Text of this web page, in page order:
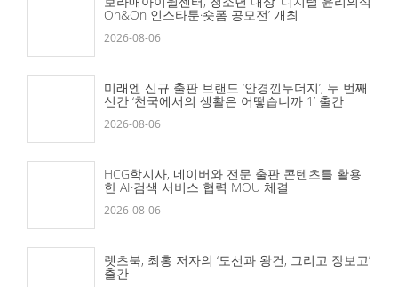
On&On 인스타툰·숏폼 공모전’ 개최
2026-08-06
미래엔 신규 출판 브랜드 ‘안경낀두더지’, 두 번째
신간 ‘천국에서의 생활은 어떻습니까 1’ 출간
2026-08-06
HCG학지사, 네이버와 전문 출판 콘텐츠를 활용
한 AI·검색 서비스 협력 MOU 체결
2026-08-06
렛츠북, 최홍 저자의 ‘도선과 왕건, 그리고 장보고’
출간